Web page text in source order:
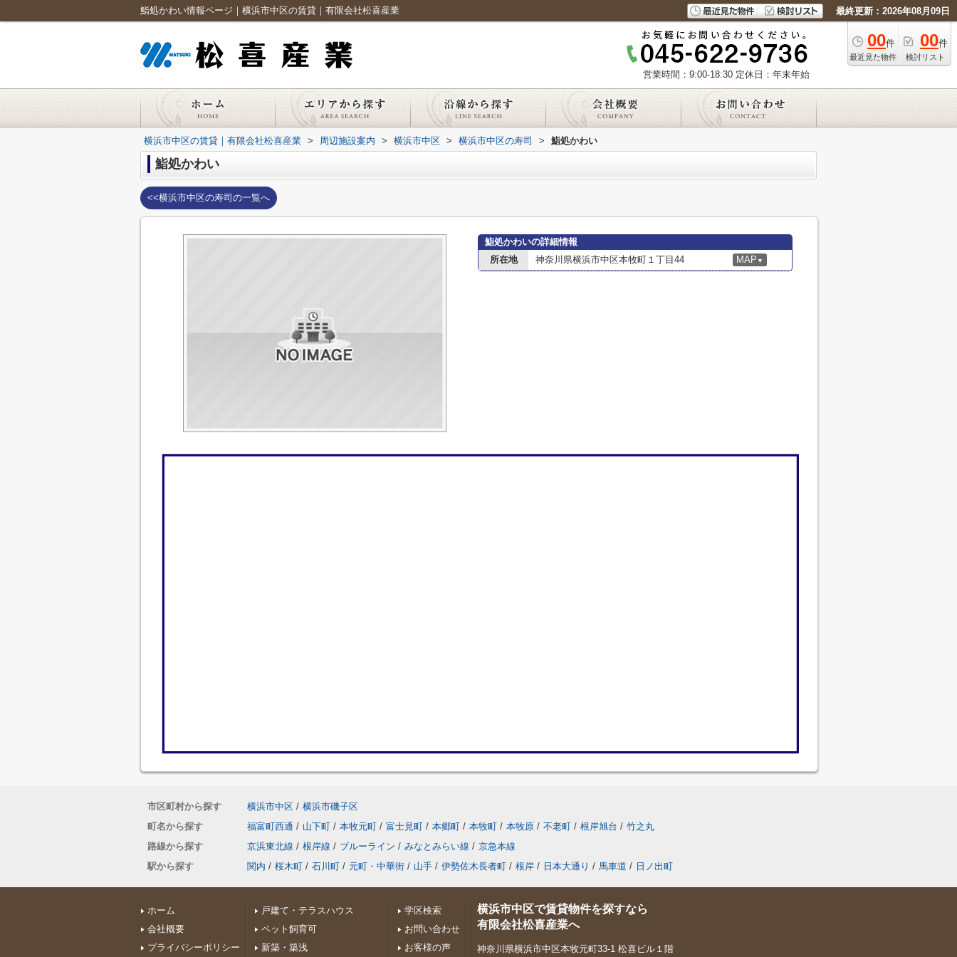
鮨処かわい情報ページ｜横浜市中区の賃貸｜有限会社松喜産業 最終更新：2026年08月09日
00件
最近見た物件
00件
検討リスト
営業時間：9:00-18:30 定休日：年末年始
横浜市中区の賃貸｜有限会社松喜産業 > 周辺施設案内 > 横浜市中区 > 横浜市中区の寿司 > 鮨処かわい
鮨処かわい
<<横浜市中区の寿司の一覧へ
鮨処かわいの詳細情報
所在地
神奈川県横浜市中区本牧町１丁目44 MAP ▼
市区町村から探す 横浜市中区 / 横浜市磯子区
町名から探す
福富町西通 / 山下町 / 本牧元町 / 富士見町 / 本郷町 / 本牧町 / 本牧原 / 不老町 / 根岸旭台 / 竹之丸
路線から探す
京浜東北線 / 根岸線 / ブルーライン / みなとみらい線 / 京急本線
駅から探す
関内 / 桜木町 / 石川町 / 元町・中華街 / 山手 / 伊勢佐木長者町 / 根岸 / 日本大通り / 馬車道 / 日ノ出町
ホーム
会社概要
プライバシーポリシー
戸建て・テラスハウス
ペット飼育可
新築・築浅
学区検索
お問い合わせ
お客様の声
横浜市中区で賃貸物件を探すなら
有限会社松喜産業へ
神奈川県横浜市中区本牧元町33-1 松喜ビル１階